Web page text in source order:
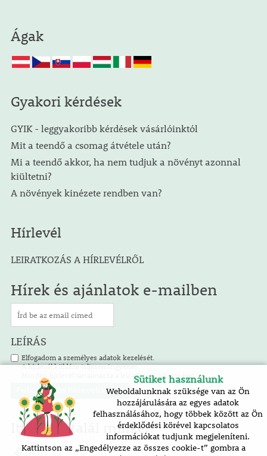
Ágak
Gyakori kérdések
GYIK - leggyakoribb kérdések vásárlóinktól
Mit a teendő a csomag átvétele után?
Mi a teendő akkor, ha nem tudjuk a növényt azonnal
kiültetni?
A növények kinézete rendben van?
Hírlevél
LEIRATKOZÁS A HÍRLEVÉLRŐL
Hírek és ajánlatok e-mailben
LEÍRÁS
Elfogadom a személyes adatok kezelését.
A hírlevél küldése teljesen ingyenes.
Minden hírlevél tartalmazza a leiratkozás lehetőségét.
Itt is megtalál minket!
Sütiket használunk
Weboldalunknak szüksége van az Ön
hozzájárulására az egyes adatok
felhasználásához, hogy többek között az Ön
érdeklődési körével kapcsolatos
információkat tudjunk megjeleníteni.
Kattintson az „Engedélyezze az összes cookie-t” gombra a